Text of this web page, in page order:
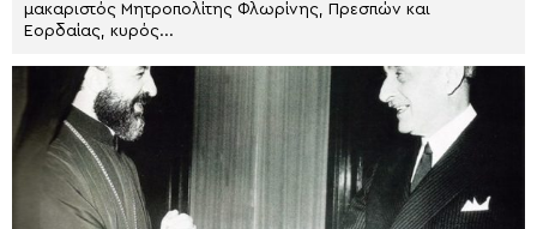
μακαριστός Μητροπολίτης Φλωρίνης, Πρεσπών και
Εορδαίας, κυρός...